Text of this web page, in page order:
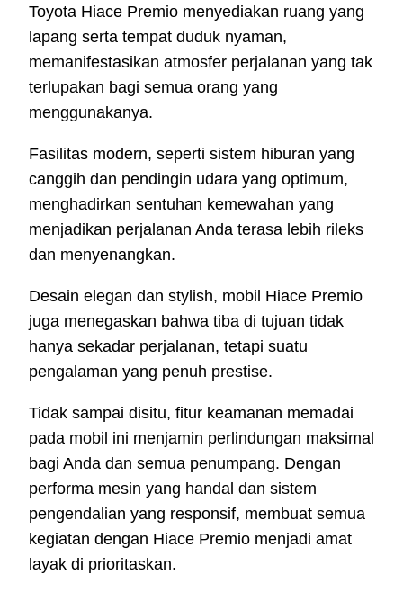
Toyota Hiace Premio menyediakan ruang yang
lapang serta tempat duduk nyaman,
memanifestasikan atmosfer perjalanan yang tak
terlupakan bagi semua orang yang
menggunakanya.
Fasilitas modern, seperti sistem hiburan yang
canggih dan pendingin udara yang optimum,
menghadirkan sentuhan kemewahan yang
menjadikan perjalanan Anda terasa lebih rileks
dan menyenangkan.
Desain elegan dan stylish, mobil Hiace Premio
juga menegaskan bahwa tiba di tujuan tidak
hanya sekadar perjalanan, tetapi suatu
pengalaman yang penuh prestise.
Tidak sampai disitu, fitur keamanan memadai
pada mobil ini menjamin perlindungan maksimal
bagi Anda dan semua penumpang. Dengan
performa mesin yang handal dan sistem
pengendalian yang responsif, membuat semua
kegiatan dengan Hiace Premio menjadi amat
layak di prioritaskan.